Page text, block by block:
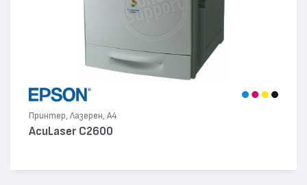
Принтер, Лазерен, А4
AcuLaser C2600